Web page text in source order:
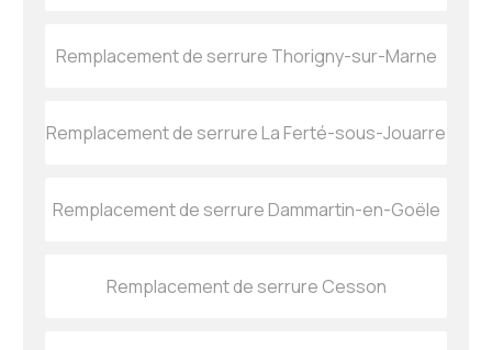
Remplacement de serrure Thorigny-sur-Marne
Remplacement de serrure La Ferté-sous-Jouarre
Remplacement de serrure Dammartin-en-Goële
Remplacement de serrure Cesson